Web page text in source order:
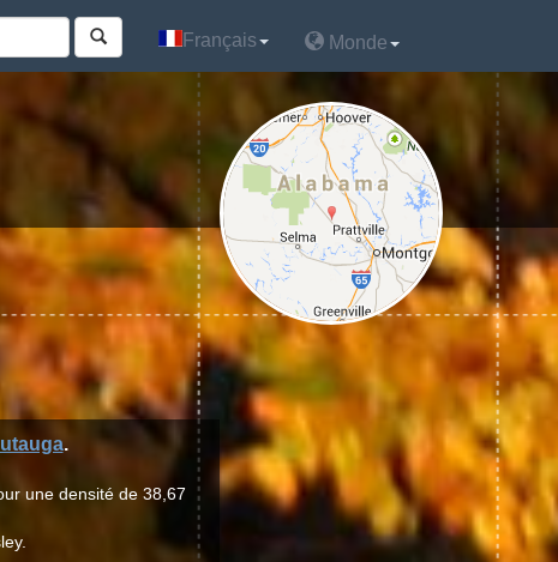
Français Monde
.
une densité de 38,67
Français Monde